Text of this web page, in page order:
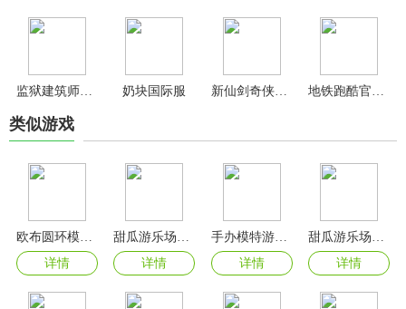
监狱建筑师最新版 奶块国际服 新仙剑奇侠传之挥剑问情手游
类似游戏
欧布圆环模拟器最新版本2025(OrbRing)
详情
详情
手办模特游戏2024最新版
详情
详情